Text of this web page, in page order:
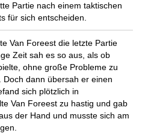
Partie nach einem taktischen
für sich entscheiden.
Van Foreest die letzte Partie
Zeit sah es so aus, als ob
ohne große Probleme zu
dann übersah er einen
sich plötzlich in
Van Foreest zu hastig und gab
der Hand und musste sich am